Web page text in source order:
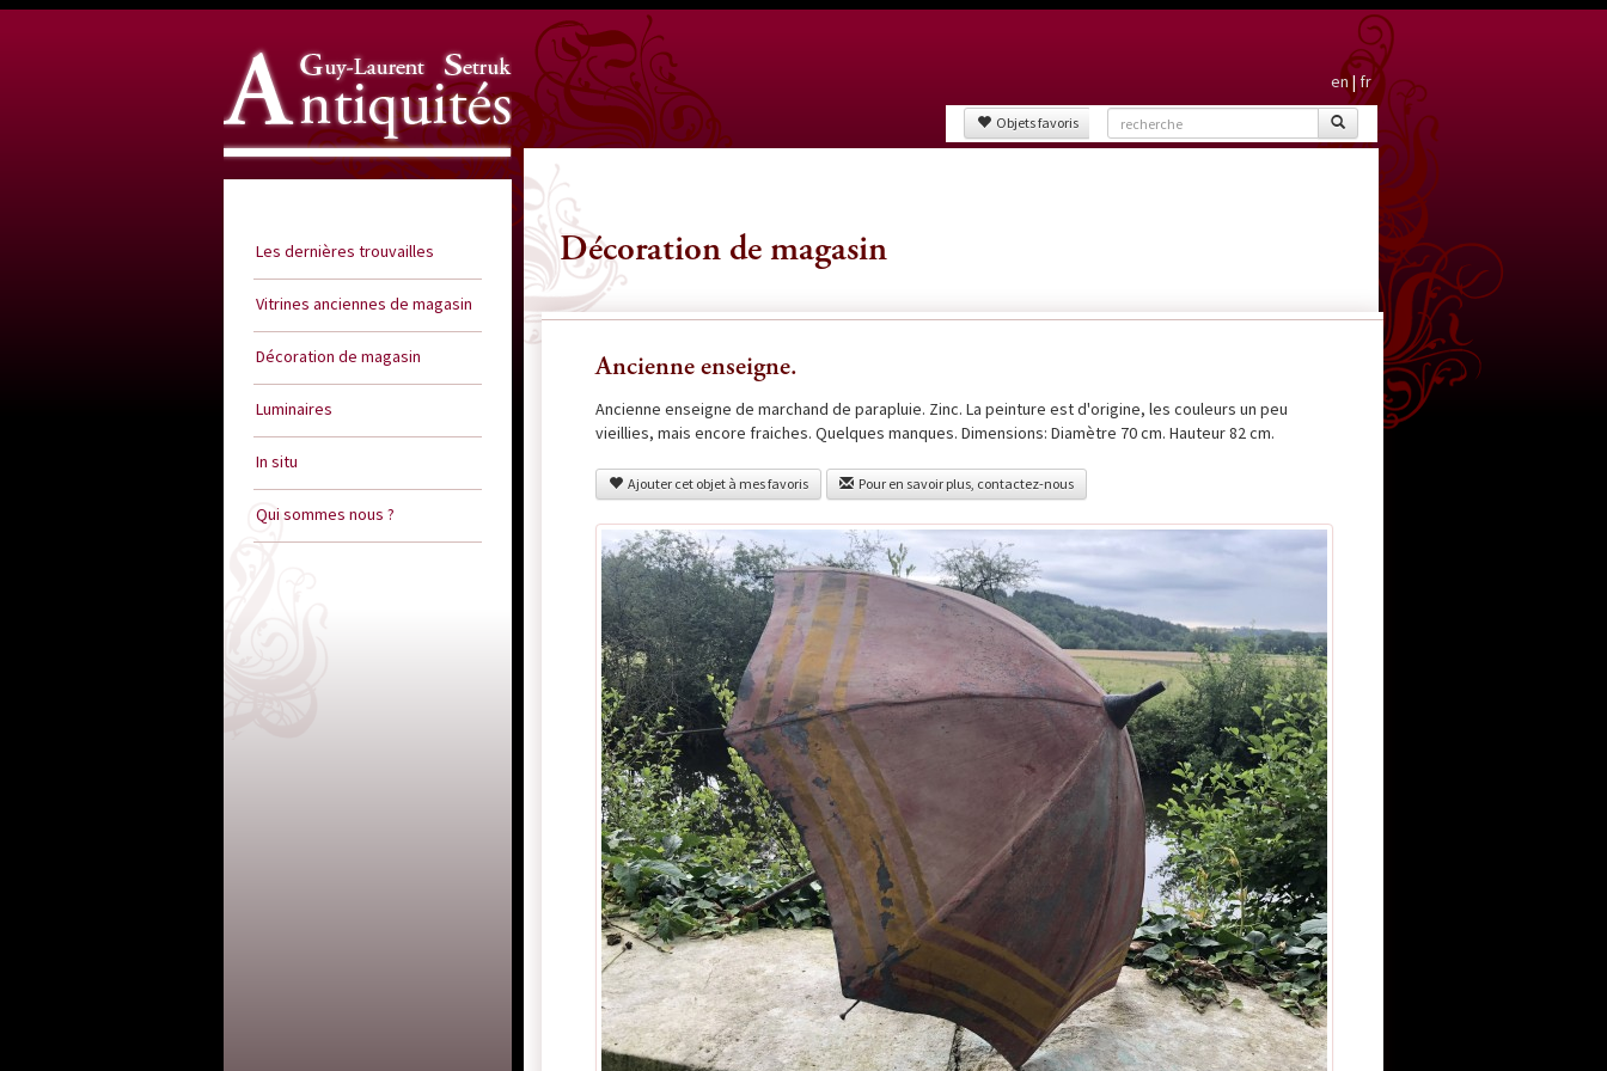
Les dernières trouvailles
Vitrines anciennes de magasin
Décoration de magasin
Luminaires
In situ
Qui sommes nous ?
en|fr
Objets favoris
Décoration de magasin
Ancienne enseigne.
Ancienne enseigne de marchand de parapluie. Zinc. La peinture est d'origine, les couleurs un peu
vieillies, mais encore fraiches. Quelques manques. Dimensions: Diamètre 70 cm. Hauteur 82 cm.
Ajouter cet objet à mes favoris Pour en savoir plus, contactez-nous